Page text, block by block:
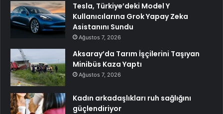
Tesla, Türkiye’deki Model Y
Kullanıcılarına Grok Yapay Zeka
Asistanını Sundu
Ağustos 7, 2026
Aksaray’da Tarım İşçilerini Taşıyan
Minibüs Kaza Yaptı
Ağustos 7, 2026
Kadın arkadaşlıkları ruh sağlığını
güçlendiriyor